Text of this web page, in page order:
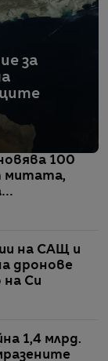
за
100
митата,
на САЩ и
дронове
на Си
1,4 млрд.